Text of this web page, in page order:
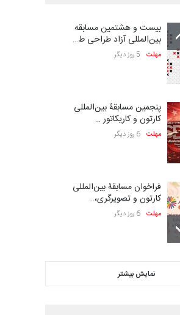
بیست و هشتمین مسابقه
بین‌المللی آزاد طراحی ط…
مهلت 5 روز دیگر
پنجمین مسابقۀ بین‌المللی
کارتون و کاریکاتور …
مهلت 6 روز دیگر
فراخوان مسابقۀ بین‌المللی
کارتون و تصویرگری،…
مهلت 6 روز دیگر
بیست و هشتمین مسابقه
بین‌المللی کارتون لهستا…
نمایش بیشتر